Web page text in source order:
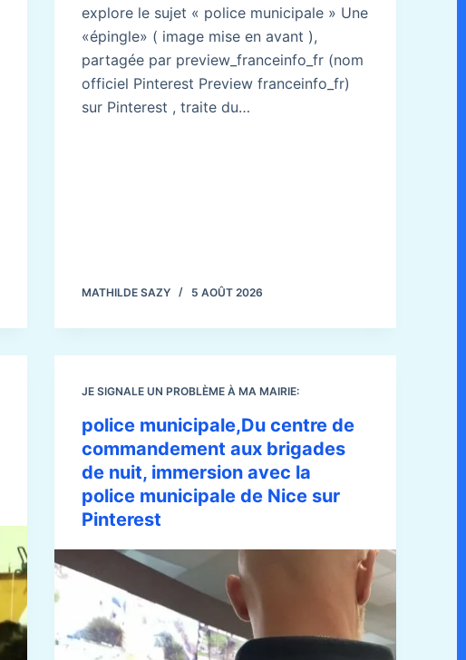
explore le sujet « police municipale » Une
«épingle» ( image mise en avant ),
partagée par preview_franceinfo_fr (nom
officiel Pinterest Preview franceinfo_fr)
sur Pinterest , traite du…
MATHILDE SAZY 5 AOÛT 2026
JE SIGNALE UN PROBLÈME À MA MAIRIE:
police municipale,Du centre de
commandement aux brigades
de nuit, immersion avec la
police municipale de Nice sur
Pinterest